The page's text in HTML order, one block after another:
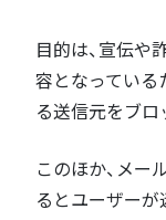
目的は、宣伝や
容となっている
る送信元をブロ
このほか、メ
るとユーザーが